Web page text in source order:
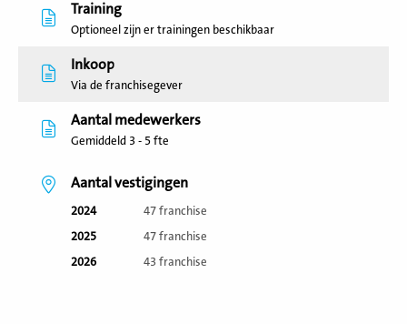
Training
Optioneel zijn er trainingen beschikbaar
Inkoop
Via de franchisegever
Aantal medewerkers
Gemiddeld 3 - 5 fte
Aantal vestigingen
2024
47 franchise
2025
47 franchise
2026
43 franchise